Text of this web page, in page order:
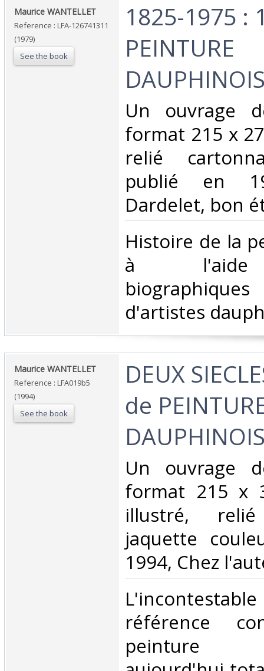
‎Maurice WANTELLET‎
Reference : LFA-126741311
(1979)
See the book
‎1825-1975 :
PEINTURE
‎Un ouvrage
format 215 x
relié
publié en
Dardelet, bon
‎Histoire de la
à l'aide
d'artistes
‎Maurice WANTELLET‎
Reference : LFA019b5
(1994)
See the book
‎DEUX
de
‎Un ouvrage
format 215 x
illustré,
jaquette
1994, Chez
référence
peinture